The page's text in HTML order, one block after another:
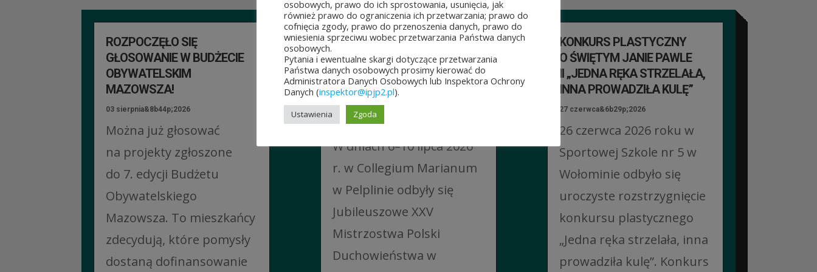
ROZPOCZĘŁO SIĘ
GŁOSOWANIE W BUDŻECIE
OBYWATELSKIM
MAZOWSZA!
03 sierpnia&8b44p;2026
Można już głosować
na projekty zgłoszone
do 7. edycji Budżetu
Obywatelskiego
Mazowsza. To mieszkańcy
zdecydują, które pomysły
dostaną dofinansowanie
JUBILEUSZOWE XXV
MISTRZOSTWA POLSKI
DUCHOWIEŃSTWA
W SZACHACH
KLASYCZNYCH.
10 lipca&7b19p;2026
W dniach 6–10 lipca 2026
r. w Collegium Marianum
w Pelplinie odbyły się
Jubileuszowe XXV
Mistrzostwa Polski
Duchowieństwa w
KONKURS PLASTYCZNY
O ŚWIĘTYM JANIE PAWLE
II „JEDNA RĘKA STRZELAŁA,
INNA PROWADZIŁA KULĘ”
27 czerwca&6b29p;2026
26 czerwca 2026 roku w
Sportowej Szkole nr 5 w
Wołominie odbyło się
uroczyste rozstrzygnięcie
konkursu plastycznego
„Jedna ręka strzelała, inna
prowadziła kulę”. Konkurs
osobowych, prawo do ich sprostowania, usunięcia, jak
również prawo do ograniczenia ich przetwarzania; prawo do
cofnięcia zgody, prawo do przenoszenia danych, prawo do
wniesienia sprzeciwu wobec przetwarzania Państwa danych
osobowych.
Pytania i ewentualne skargi dotyczące przetwarzania
Państwa danych osobowych prosimy kierować do
Administratora Danych Osobowych lub Inspektora Ochrony
Danych (inspektor@ipjp2.pl).
Ustawienia Zgoda